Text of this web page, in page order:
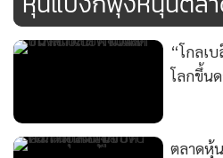
“โกลเ
โลกขึ้น
ตลาดหุ้